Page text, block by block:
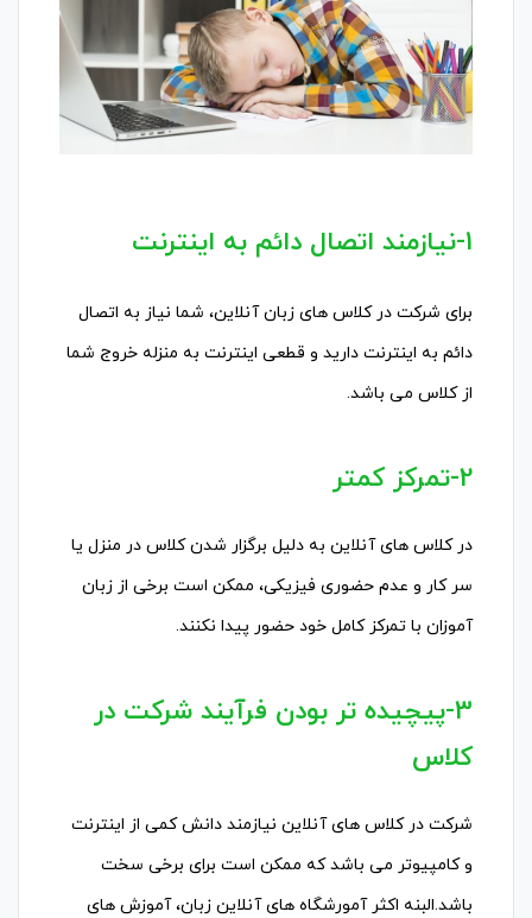
1-نیازمند اتصال دائم به اینترنت
برای شرکت در کلاس های زبان آنلاین، شما نیاز به اتصال
دائم به اینترنت دارید و قطعی اینترنت به منزله خروج شما
از کلاس می باشد.
2-تمرکز کمتر
در کلاس های آنلاین به دلیل برگزار شدن کلاس در منزل یا
سر کار و عدم حضوری فیزیکی، ممکن است برخی از زبان
آموزان با تمرکز کامل خود حضور پیدا نکنند.
3-پیچیده تر بودن فرآیند شرکت در
کلاس
شرکت در کلاس های آنلاین نیازمند دانش کمی از اینترنت
و کامپیوتر می باشد که ممکن است برای برخی سخت
باشد.البنه اکثر آمورشگاه های آنلاین زبان، آموزش های